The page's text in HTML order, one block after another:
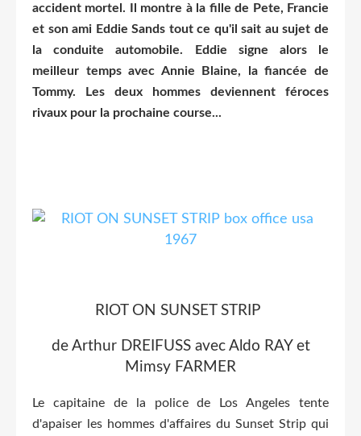
accident mortel. Il montre à la fille de Pete, Francie
et son ami Eddie Sands tout ce qu'il sait au sujet de
la conduite automobile. Eddie signe alors le
meilleur temps avec Annie Blaine, la fiancée de
Tommy. Les deux hommes deviennent féroces
rivaux pour la prochaine course...
RIOT ON SUNSET STRIP
de Arthur DREIFUSS avec Aldo RAY et
Mimsy FARMER
Le capitaine de la police de Los Angeles tente
d'apaiser les hommes d'affaires du Sunset Strip qui